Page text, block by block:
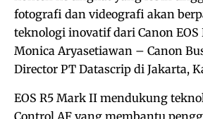
fotografi dan videografi akan
teknologi inovatif dari Canon EOS
Monica Aryasetiawan – Canon
Director PT Datascrip di Jakarta,
EOS R5 Mark II mendukung
Control AF yang membantu